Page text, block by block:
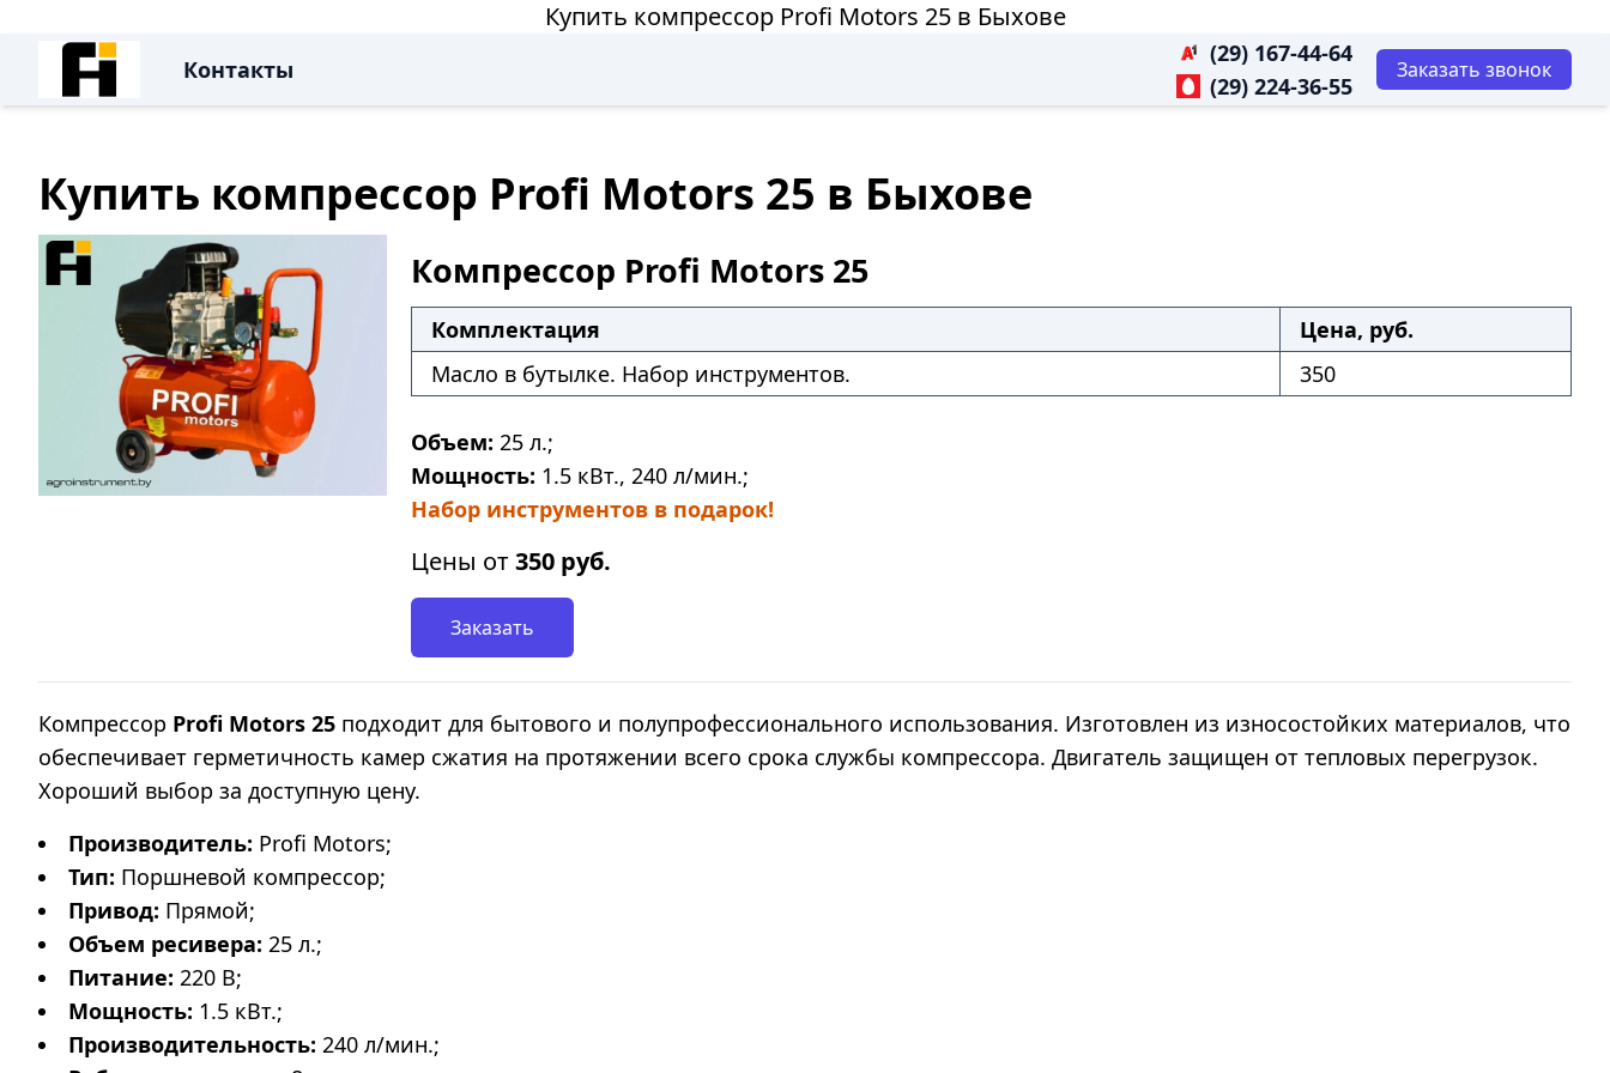
Купить компрессор Profi Motors 25 в Быхове
Контакты
(29) 167-44-64
(29) 224-36-55
Заказать звонок
Купить компрессор Profi Motors 25 в Быхове
Компрессор Profi Motors 25
Комплектация
Цена, руб.
Масло в бутылке. Набор инструментов.
350
Объем: 25 л.;
Мощность: 1.5 кВт., 240 л/мин.;
Набор инструментов в подарок!
Цены от350 руб.
Заказать
Компрессор Profi Motors 25 подходит для бытового и полупрофессионального использования. Изготовлен из износостойких материалов, что
обеспечивает герметичность камер сжатия на протяжении всего срока службы компрессора. Двигатель защищен от тепловых перегрузок.
Хороший выбор за доступную цену.
Производитель: Profi Motors;
Тип: Поршневой компрессор;
Привод: Прямой;
Объем ресивера: 25 л.;
Питание: 220 В;
Мощность: 1.5 кВт.;
Производительность: 240 л/мин.;